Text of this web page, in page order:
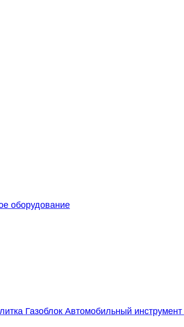
оборудование
Газоблок Автомобильный инструмент